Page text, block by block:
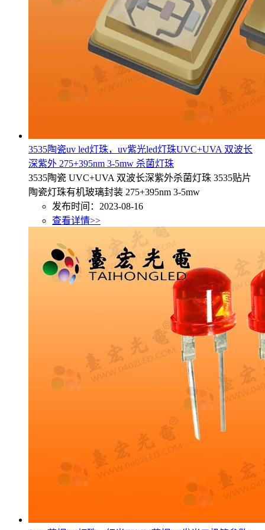
3535陶瓷uv led灯珠，uv紫光led灯珠UVC+UVA 双波长
深紫外 275+395nm 3-5mw 杀菌灯珠
3535陶瓷 UVC+UVA 双波长深紫外杀菌灯珠 3535贴片
陶瓷灯珠有机玻璃封装 275+395nm 3-5mw
发布时间：2023-08-16
查看详情>>